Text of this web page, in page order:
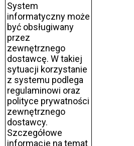
System
informatyczny może
być obsługiwany
przez
zewnętrznego
dostawcę. W takiej
sytuacji korzystanie
z systemu podlega
regulaminowi oraz
polityce prywatności
zewnętrznego
dostawcy.
Szczegółowe
informacje na temat